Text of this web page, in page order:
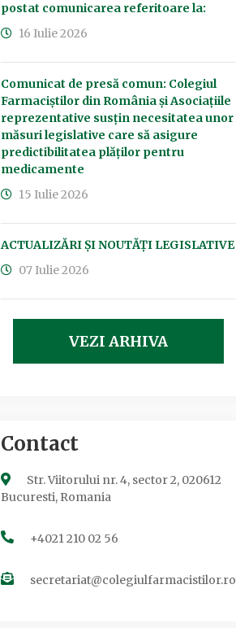
postat comunicarea referitoare la:
16 Iulie 2026
Comunicat de presă comun: Colegiul
Farmaciștilor din România și Asociațiile
reprezentative susțin necesitatea unor
măsuri legislative care să asigure
predictibilitatea plăților pentru
medicamente
15 Iulie 2026
ACTUALIZĂRI ȘI NOUTĂȚI LEGISLATIVE
07 Iulie 2026
VEZI ARHIVA
Contact
Str. Viitorului nr. 4, sector 2, 020612
Bucuresti, Romania
+4021 210 02 56
secretariat@colegiulfarmacistilor.ro